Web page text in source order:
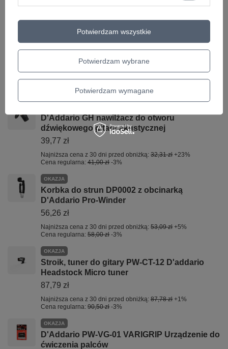
Może potrzebujesz tego do gitary
D'Addario GH nawilżacz do otworu
dźwiękowego gitary akustycznej
39,77 zł
Najniższa cena z 30 dni przed obniżką: 32,31 zł +23%
Cena regularna: 41,00 zł -3%
OKAZJA
Korbka do strun DP0002 z obcinarką
D'Addario Pro-Winder
56,26 zł
Najniższa cena z 30 dni przed obniżką: 53,09 zł +5%
Cena regularna: 58,00 zł -3%
OKAZJA
Stroik, tuner do gitary PW-CT-12 D'addario
Headstock Micro tuner
87,79 zł
Najniższa cena z 30 dni przed obniżką: 87,78 zł +1%
Cena regularna: 90,50 zł -3%
OKAZJA
D'Addario PW-VG-01 VARIGRIP Urządzenie do
ćwiczenia palców
Potwierdzam wybrane
Potwierdzam wymagane
Potwierdzam wszystkie